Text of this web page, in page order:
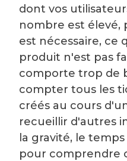
dont vos
nombre est élevé,
est nécessaire, ce
produit n'est pas
comporte trop de
compter tous les
créés au cours
recueillir d'autres
la gravité, le
pour comprendre